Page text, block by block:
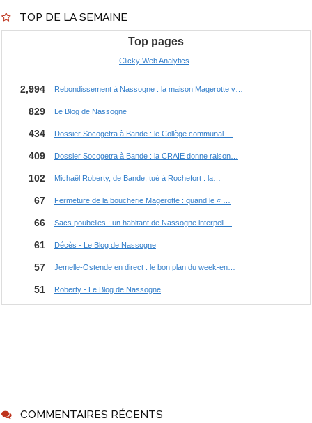
TOP DE LA SEMAINE
COMMENTAIRES RÉCENTS